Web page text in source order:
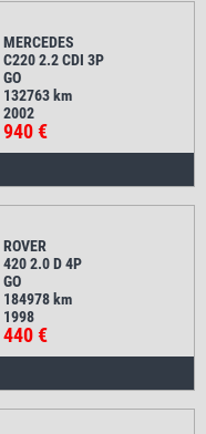
MERCEDES
C220 2.2 CDI 3P
GO
132763 km
2002
940 €
ROVER
420 2.0 D 4P
GO
184978 km
1998
440 €